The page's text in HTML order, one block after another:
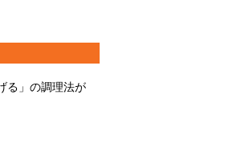
る」の調理法が